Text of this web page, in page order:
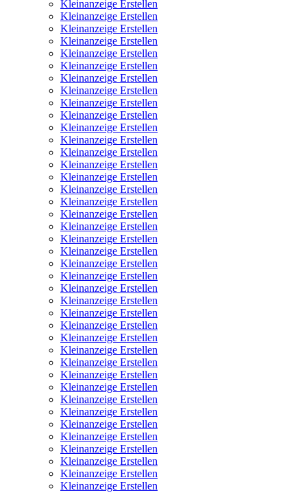
Kleinanzeige Erstellen
Kleinanzeige Erstellen
Kleinanzeige Erstellen
Kleinanzeige Erstellen
Kleinanzeige Erstellen
Kleinanzeige Erstellen
Kleinanzeige Erstellen
Kleinanzeige Erstellen
Kleinanzeige Erstellen
Kleinanzeige Erstellen
Kleinanzeige Erstellen
Kleinanzeige Erstellen
Kleinanzeige Erstellen
Kleinanzeige Erstellen
Kleinanzeige Erstellen
Kleinanzeige Erstellen
Kleinanzeige Erstellen
Kleinanzeige Erstellen
Kleinanzeige Erstellen
Kleinanzeige Erstellen
Kleinanzeige Erstellen
Kleinanzeige Erstellen
Kleinanzeige Erstellen
Kleinanzeige Erstellen
Kleinanzeige Erstellen
Kleinanzeige Erstellen
Kleinanzeige Erstellen
Kleinanzeige Erstellen
Kleinanzeige Erstellen
Kleinanzeige Erstellen
Kleinanzeige Erstellen
Kleinanzeige Erstellen
Kleinanzeige Erstellen
Kleinanzeige Erstellen
Kleinanzeige Erstellen
Kleinanzeige Erstellen
Kleinanzeige Erstellen
Kleinanzeige Erstellen
Kleinanzeige Erstellen
Kleinanzeige Erstellen